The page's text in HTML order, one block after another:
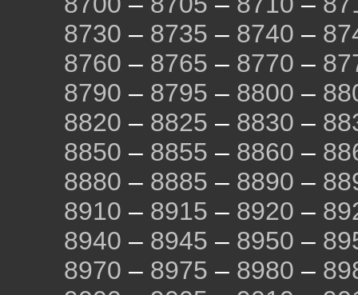
8730 – 8735 – 8740 –
8760 – 8765 – 8770 –
8790 – 8795 – 8800 –
8820 – 8825 – 8830 –
8850 – 8855 – 8860 –
8880 – 8885 – 8890 –
8910 – 8915 – 8920 –
8940 – 8945 – 8950 –
8970 – 8975 – 8980 –